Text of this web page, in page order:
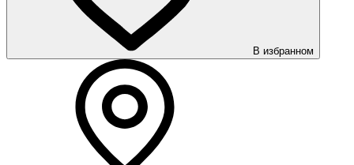
В избранном